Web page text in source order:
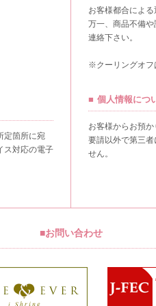
定箇所に宛
ス対応の電子
お客様都合によ
万一、商品不備
連絡下さい。
※クーリングオフ
個人情報につ
お客様からお預
要請以外で第三
せん。
■お問い合わせ